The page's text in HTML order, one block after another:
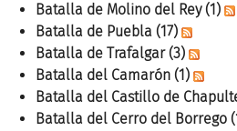
Batalla de Molino del Rey (1)
Batalla de Puebla (17)
Batalla de Trafalgar (3)
Batalla del Camarón (1)
Batalla del Castillo de
Batalla del Cerro del Borrego